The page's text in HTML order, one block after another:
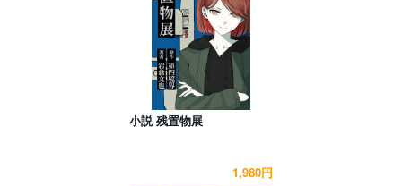
小説 残置物展
1,980円